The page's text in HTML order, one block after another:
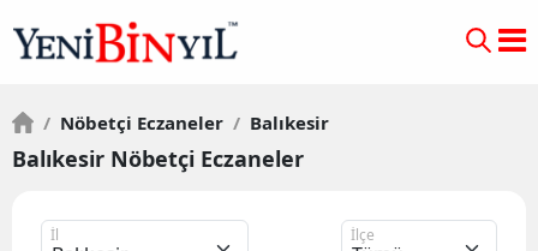
/ Nöbetçi Eczaneler / Balıkesir
Balıkesir Nöbetçi Eczaneler
İl İlçe